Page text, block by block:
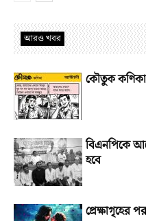
আরও খবর
কৌতুক কণিকা
বিএনপিকে
হবে
প্রেক্ষাগৃহের